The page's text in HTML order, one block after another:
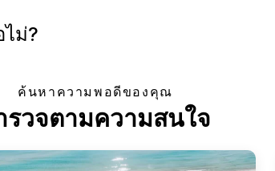
ม่?
ค้นหาความพอดีของคุณ
รวจตามความสนใจ